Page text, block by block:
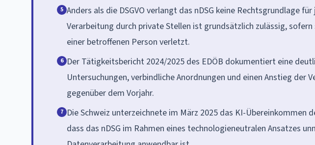
5 Anders als die DSGVO verlangt das nDSG keine Rechtsgrundlage
Verarbeitung durch private Stellen ist grundsätzlich zulässig,
einer betroffenen Person verletzt.
6 Der Tätigkeitsbericht 2024/2025 des EDÖB dokumentiert eine
Untersuchungen, verbindliche Anordnungen und einen Anstieg der
gegenüber dem Vorjahr.
7 Die Schweiz unterzeichnete im März 2025 das KI-Übereinkommen
dass das nDSG im Rahmen eines technologieneutralen Ansatzes